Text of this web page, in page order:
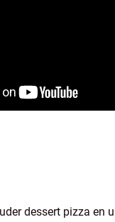
dessert pizza en